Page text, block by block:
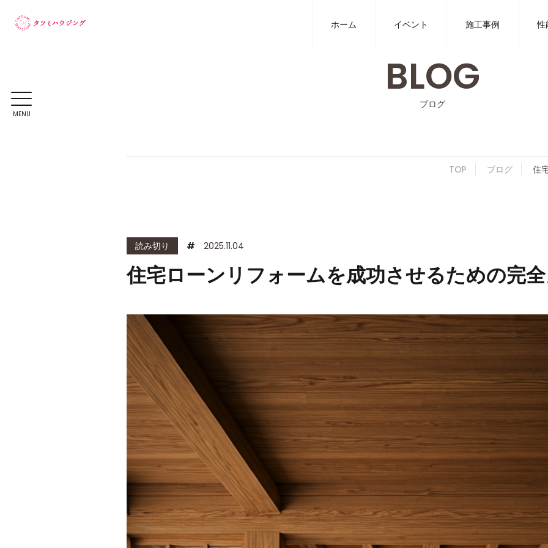
MENU
ホーム イベント 施工事例 性
BLOG
ブログ
TOP ブログ 住
住宅ローンリフォームを成功させるための完
読み切り # 2025.11.04